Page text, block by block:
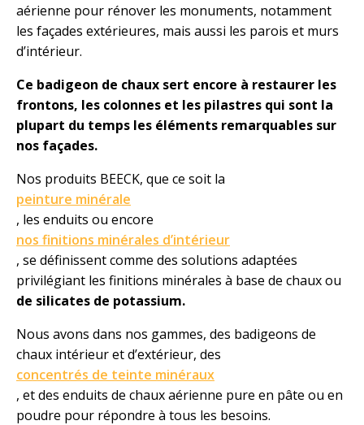
aérienne pour rénover les monuments, notamment
les façades extérieures, mais aussi les parois et murs
d’intérieur.
Ce badigeon de chaux sert encore à restaurer les
frontons, les colonnes et les pilastres qui sont la
plupart du temps les éléments remarquables sur
nos façades.
Nos produits BEECK, que ce soit la
peinture minérale
, les enduits ou encore
nos finitions minérales d’intérieur
, se définissent comme des solutions adaptées
privilégiant les finitions minérales à base de chaux ou
de silicates de potassium.
Nous avons dans nos gammes, des badigeons de
chaux intérieur et d’extérieur, des
concentrés de teinte minéraux
, et des enduits de chaux aérienne pure en pâte ou en
poudre pour répondre à tous les besoins.